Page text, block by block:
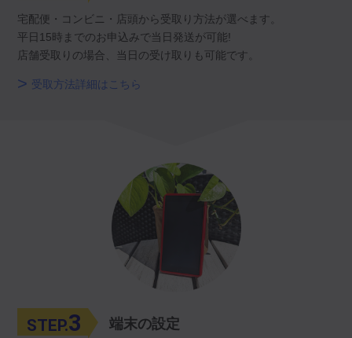
宅配便・コンビニ・店頭から受取り方法が選べます。
平日15時までのお申込みで当日発送が可能!
店舗受取りの場合、当日の受け取りも可能です。
受取方法詳細はこちら
STEP.3 端末の設定